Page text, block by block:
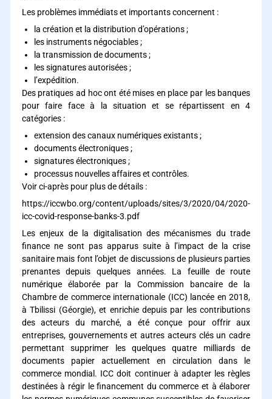
Les problèmes immédiats et importants concernent :
la création et la distribution d’opérations ;
les instruments négociables ;
la transmission de documents ;
les signatures autorisées ;
l’expédition.
Des pratiques ad hoc ont été mises en place par les banques
pour faire face à la situation et se répartissent en 4
catégories :
extension des canaux numériques existants ;
documents électroniques ;
signatures électroniques ;
processus nouvelles affaires et contrôles.
Voir ci-après pour plus de détails :
https://iccwbo.org/content/uploads/sites/3/2020/04/2020-
icc-covid-response-banks-3.pdf
Les enjeux de la digitalisation des mécanismes du trade
finance ne sont pas apparus suite à l’impact de la crise
sanitaire mais font l’objet de discussions de plusieurs parties
prenantes depuis quelques années. La feuille de route
numérique élaborée par la Commission bancaire de la
Chambre de commerce internationale (ICC) lancée en 2018,
à Tbilissi (Géorgie), et enrichie depuis par les contributions
des acteurs du marché, a été conçue pour offrir aux
entreprises, gouvernements et autres acteurs clés un cadre
permettant supprimer les quelques quatre milliards de
documents papier actuellement en circulation dans le
commerce mondial. ICC doit continuer à adapter les règles
destinées à régir le financement du commerce et à élaborer